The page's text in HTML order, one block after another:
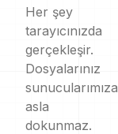
Her şey
tarayıcınızda
gerçekleşir.
Dosyalarınız
sunucularımıza
asla
dokunmaz.